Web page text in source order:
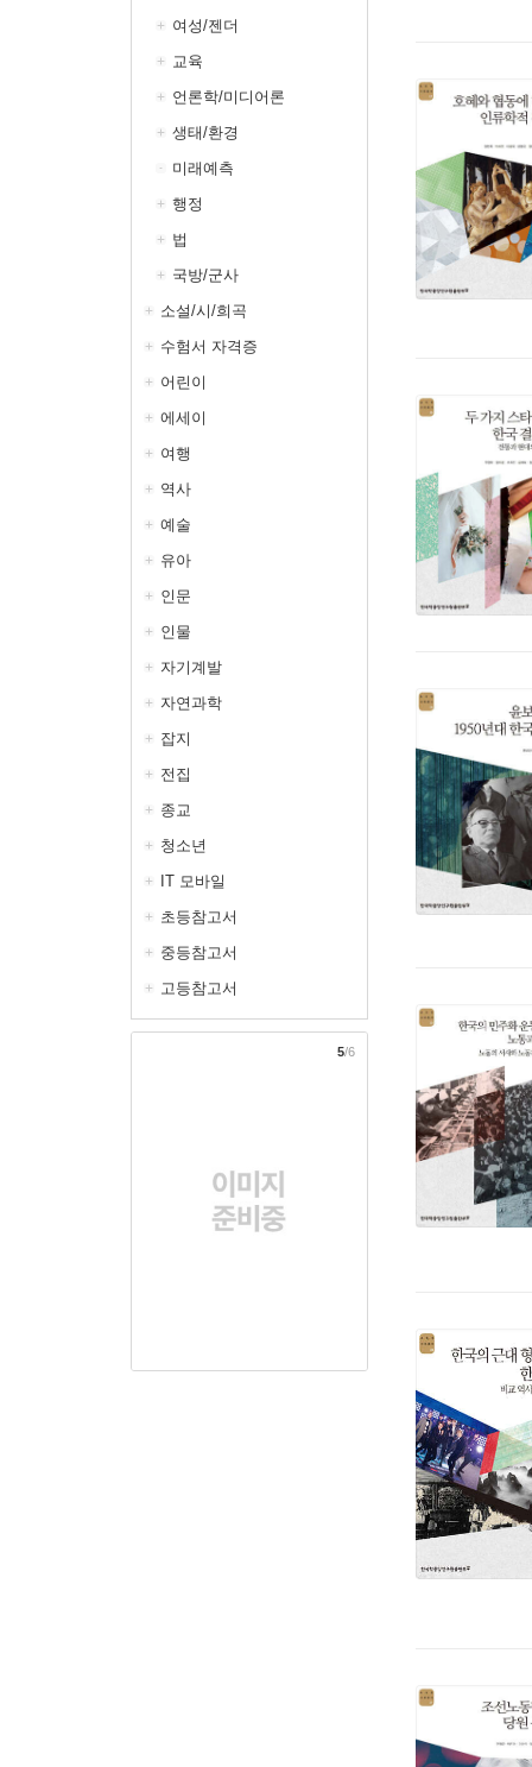
여성/젠더
교육
언론학/미디어론
생태/환경
미래예측
행정
법
국방/군사
소설/시/희곡
수험서 자격증
어린이
에세이
여행
역사
예술
유아
인문
인물
자기계발
자연과학
잡지
전집
종교
청소년
IT 모바일
초등참고서
중등참고서
고등참고서
5/6